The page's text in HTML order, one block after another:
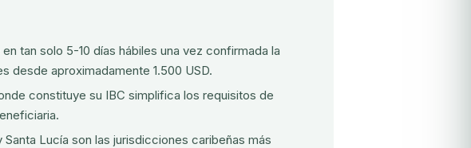
tan solo 5-10 días hábiles una vez confirmada la
desde aproximadamente 1.500 USD.
constituye su IBC simplifica los requisitos de
Lucía son las jurisdicciones caribeñas más